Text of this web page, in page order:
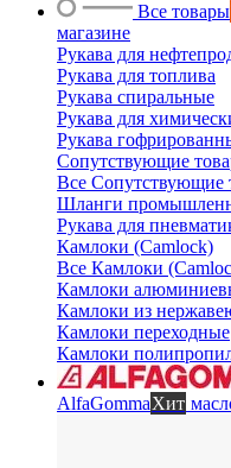
Все товары
магазине
Рукава для
Рукава для топлива
Рукава спиральные
Рукава для
Рукава
Сопутствующие
Все Сопутствующие
Шланги
Рукава для
Камлоки (Camlock)
Все Камлоки
Камлоки
Камлоки из
Камлоки переходные
Камлоки
AlfaGommaХит